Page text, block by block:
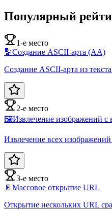
Популярный
1-е место
🔡Создание ASCII-арта (AA)
Создание ASCII-арта из
2-е место
🖼️Извлечение изображений с
Извлечение всех изображений
3-е место
🚪 Массовое открытие URL
Открытие нескольких URL